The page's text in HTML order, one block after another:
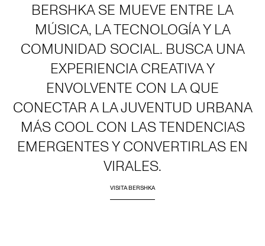
BERSHKA SE MUEVE ENTRE LA
MÚSICA, LA TECNOLOGÍA Y LA
COMUNIDAD SOCIAL. BUSCA UNA
EXPERIENCIA CREATIVA Y
ENVOLVENTE CON LA QUE
CONECTAR A LA JUVENTUD URBANA
MÁS COOL CON LAS TENDENCIAS
EMERGENTES Y CONVERTIRLAS EN
VIRALES.
VISITA BERSHKA